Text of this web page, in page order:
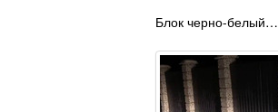
Блок черно-белый…